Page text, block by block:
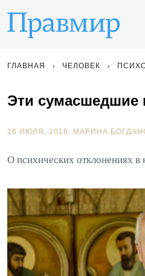
ГЛАВНАЯ ЧЕЛОВЕК
Эти сумасшедшие
16 ИЮЛЯ, 2016. МАРИНА
О психических отклонениях в